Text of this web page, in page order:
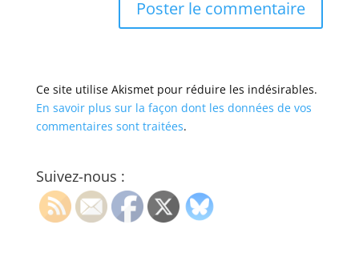
Ce site utilise Akismet pour réduire les indésirables.
En savoir plus sur la façon dont les données de vos
commentaires sont traitées.
Suivez-nous :